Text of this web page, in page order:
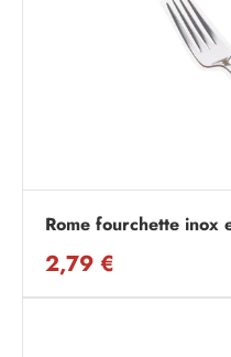
Rome fourchette inox
2,79 €